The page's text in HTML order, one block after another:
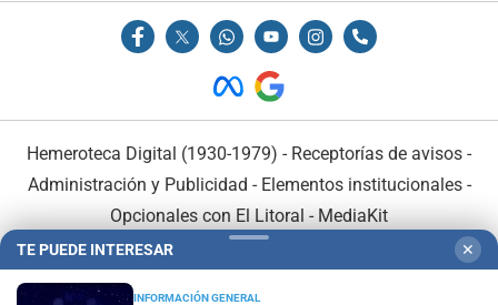
Hemeroteca Digital (1930-1979) - Receptorías de avisos -
Administración y Publicidad - Elementos institucionales-
Opcionales con El Litoral - MediaKit
TE PUEDE INTERESAR ✕
INFORMACIÓN GENERAL